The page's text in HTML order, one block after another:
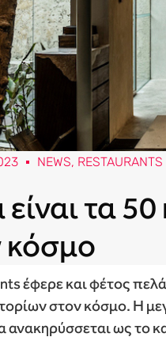
NEWS, RESTAURANTS
τα
κόσμο
έφερε και φέτος
στον κόσμο. Η
ως το